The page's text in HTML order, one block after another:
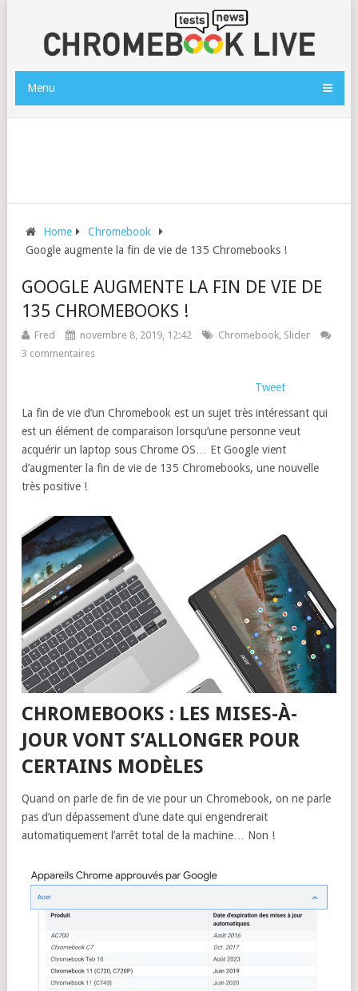
Menu
Home
Chromebook
Google augmente la fin de vie de 135 Chromebooks !
GOOGLE AUGMENTE LA FIN DE VIE DE
135 CHROMEBOOKS !
Fred novembre 8, 2019, 12:42 Chromebook, Slider
3 commentaires
Tweet
La fin de vie d’un Chromebook est un sujet très intéressant qui
est un élément de comparaison lorsqu’une personne veut
acquérir un laptop sous Chrome OS… Et Google vient
d’augmenter la fin de vie de 135 Chromebooks, une nouvelle
très positive !
CHROMEBOOKS : LES MISES-À-
JOUR VONT S’ALLONGER POUR
CERTAINS MODÈLES
Quand on parle de fin de vie pour un Chromebook, on ne parle
pas d’un dépassement d’une date qui engendrerait
automatiquement l’arrêt total de la machine… Non !